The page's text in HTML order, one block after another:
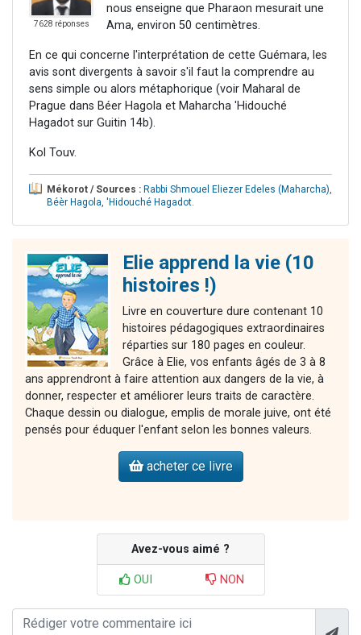
7628 réponses
nous enseigne que Pharaon mesurait une
Ama, environ 50 centimètres.
En ce qui concerne l'interprétation de cette Guémara, les
avis sont divergents à savoir s'il faut la comprendre au
sens simple ou alors métaphorique (voir Maharal de
Prague dans Béer Hagola et Maharcha 'Hidouché
Hagadot sur Guitin 14b).
Kol Touv.
Mékorot / Sources : Rabbi Shmouel Eliezer Edeles (Maharcha),
Béèr Hagola, 'Hidouché Hagadot.
Elie apprend la vie (10
histoires !)
Livre en couverture dure contenant 10
histoires pédagogiques extraordinaires
réparties sur 180 pages en couleur.
Grâce à Elie, vos enfants âgés de 3 à 8
ans apprendront à faire attention aux dangers de la vie, à
donner, respecter et améliorer leurs traits de caractère.
Chaque dessin ou dialogue, emplis de morale juive, ont été
pensés pour éduquer l'enfant selon les bonnes valeurs.
acheter ce livre
Avez-vous aimé ?
OUI NON